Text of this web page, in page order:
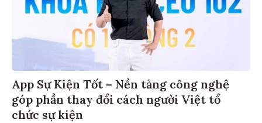
App Sự Kiện Tốt – Nền tảng công nghệ
góp phần thay đổi cách người Việt tổ
chức sự kiện